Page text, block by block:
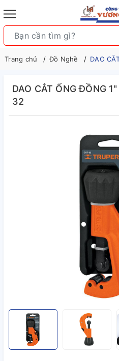
Trang chủ Đồ Nghề DAO
DAO CẮT ỐNG ĐỒNG
32